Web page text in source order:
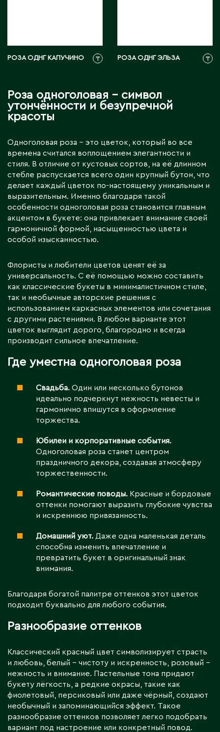
РОЗА ОДНГ КАПУЧИНО ₸ РОЗА ОДНГ ЭЛЬЗА ₸
Роза одноголовая – символ
утончённости и безупречной
красоты
Одноголовая роза – это цветок, который во все
времена считался воплощением элегантности и
стиля. В отличие от кустовых сортов, на её длинном
стебле распускается всего один крупный бутон, что
делает каждый цветок по-настоящему уникальным и
выразительным. Именно благодаря такой
особенности одноголовая роза становится главным
акцентом в букете: она привлекает внимание своей
гармоничной формой, насыщенностью цвета и
особой изысканностью.
Флористы и любители цветов ценят её за
универсальность. С её помощью можно составить
как классические букеты в минималистичном стиле,
так и необычные авторские решения с
использованием каркасных элементов или сочетания
с другими растениями. В любом варианте этот
цветок выглядит дорого, благородно и всегда
производит сильное впечатление.
Где уместна одноголовая роза
Свадьба. Один или несколько бутонов
идеально подчеркнут нежность невесты и
гармонично впишутся в оформление
торжества.
Юбилеи и корпоративные события.
Одноголовая роза станет центром
праздничного декора, создавая атмосферу
торжественности.
Романтические поводы. Красные и бордовые
оттенки помогают выразить глубокие чувства
и искреннюю привязанность.
Домашний уют. Даже одна маленькая деталь
способна изменить впечатление и
превратить букет в оригинальный знак
внимания.
Благодаря богатой палитре оттенков этот цветок
подходит буквально для любого события.
Разнообразие оттенков
Классический красный цвет символизирует страсть
и любовь, белый – чистоту и искренность, розовый –
нежность и внимание. Пастельные тона придают
букету лёгкость, а редкие окрасы, такие как
фиолетовый, персиковый или даже чёрный, создают
необычный и запоминающийся эффект. Такое
разнообразие оттенков позволяет легко подобрать
вариант под настроение или конкретный повод.